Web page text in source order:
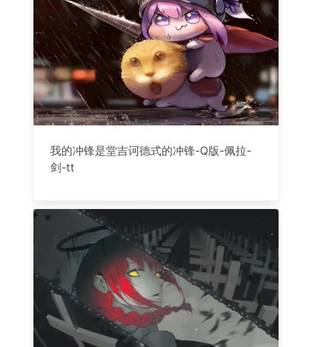
我的冲锋是堂吉诃德式的冲锋-Q版-佩拉-
剑-tt